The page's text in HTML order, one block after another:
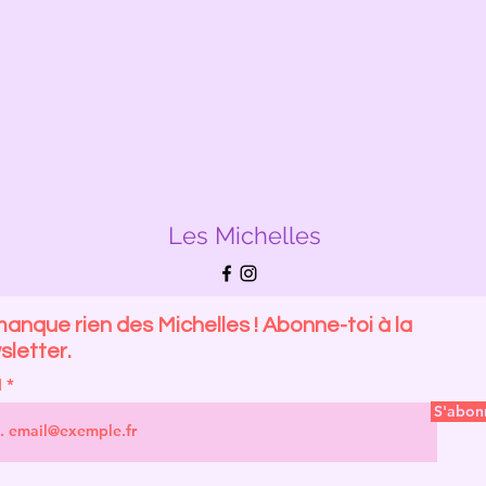
Les Michelles
rien des Michelles ! Abonne-toi à la